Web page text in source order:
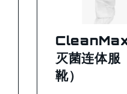
CleanMax
灭菌连体服
靴）